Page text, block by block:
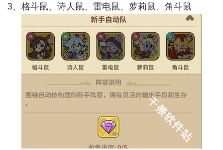
3、格斗鼠、诗人鼠、雷电鼠、萝莉鼠、角斗鼠